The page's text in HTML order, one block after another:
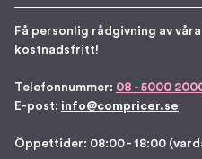
Få personlig rådgivning av
kostnadsfritt!
Telefonnummer: 08 - 5000
E-post: info@compricer.se
Öppettider: 08:00 - 18:00